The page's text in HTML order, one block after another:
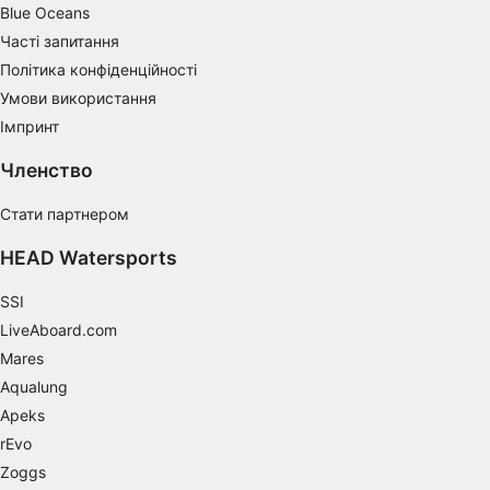
Blue Oceans
Часті запитання
Політика конфіденційності
Умови використання
Імпринт
Членство
Стати партнером
HEAD Watersports
SSI
LiveAboard.com
Mares
Aqualung
Apeks
rEvo
Zoggs
Develop and improve services
IAB Special Features:
actively requested
Non-IAB processing purposes:
Performance
Functional
Advertising